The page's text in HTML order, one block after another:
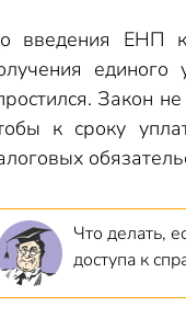
введения ЕНП
единого
Закон
к сроку
Что делать,
доступа к